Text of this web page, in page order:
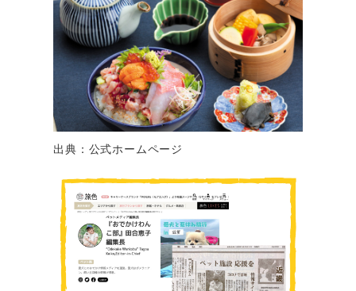
出典：公式ホームページ